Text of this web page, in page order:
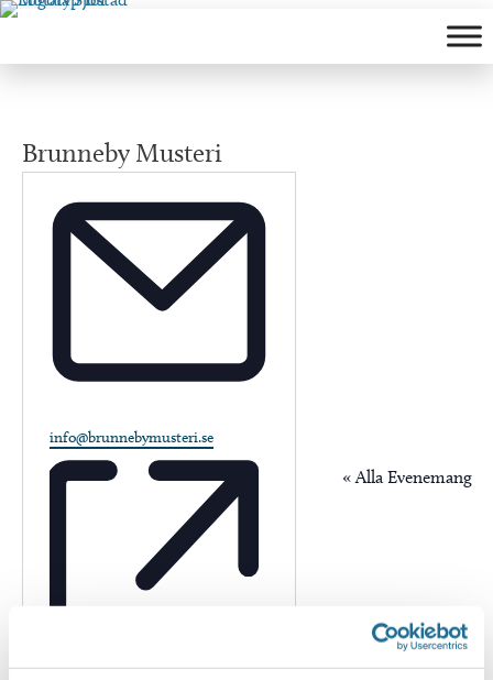
Hoppa
Brunneby Musteri
« Alla Evenemang
Email
info@brunnebymusteri.se